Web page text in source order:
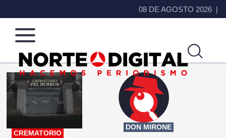
08 DE AGOSTO 2026
Norte
de
Ciudad
Más
que
noticias,
hacemos periodismo
CREMATORIO
DON MIRONE